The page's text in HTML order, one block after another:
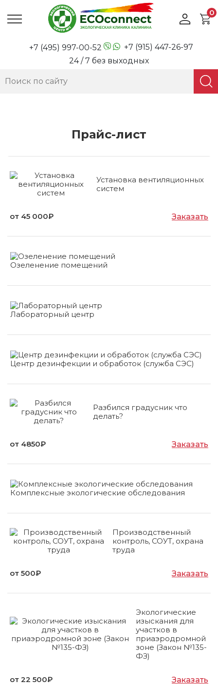
0
+7 (495) 997-00-52
+7 (915) 447-26-97
24 / 7 без выходных
Прайс-лист
Установка вентиляционных
систем
от 45 000₽ Заказать
Озеленение помещений
Лабораторный центр
Центр дезинфекции и обработок (служба СЭС)
Разбился градусник что
делать?
от 4850₽ Заказать
Комплексные экологические обследования
Производственный
контроль, СОУТ, охрана
труда
от 500₽ Заказать
Экологические
изыскания для
участков в
приаэродромной
зоне (Закон №135-
ФЗ)
от 22 500₽ Заказать